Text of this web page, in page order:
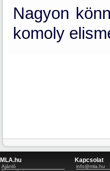
Nagyon
komoly
MLA.hu
Ajánló
Kapcsolat
info@mla.hu